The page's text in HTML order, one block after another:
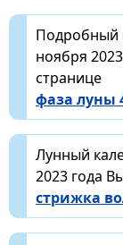
Подробный
ноября
странице
фаза луны
Лунный
2023 года
стрижка